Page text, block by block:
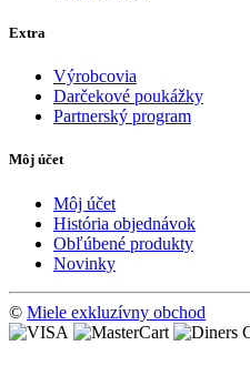
Extra
Výrobcovia
Darčekové poukážky
Partnerský program
Môj účet
Môj účet
História objednávok
Obľúbené produkty
Novinky
© Miele exkluzívny obchod